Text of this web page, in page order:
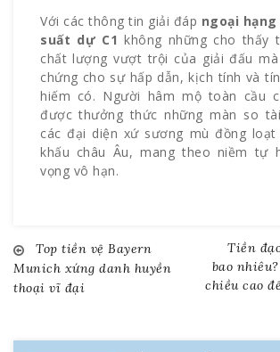
Với các thông tin giải đáp ngoại
suất dự C1 không những cho thấy
chất lượng vượt trội của giải đấu
chứng cho sự hấp dẫn, kịch tính và
hiếm có. Người hâm mộ toàn cầu
được thưởng thức những màn so
các đại diện xứ sương mù đồng
khấu châu Âu, mang theo niềm tự
vọng vô hạn.
Điều
hướng
Top tiền vệ Bayern
Munich xứng danh huyền
thoại vĩ đại
Tiền
bao
chiều cao